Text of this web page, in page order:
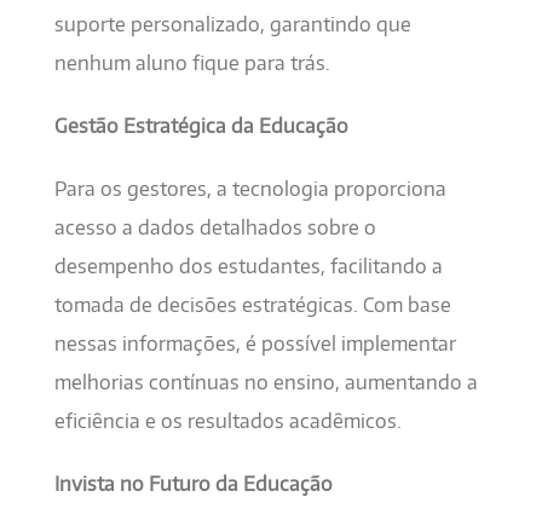
suporte personalizado, garantindo que
nenhum aluno fique para trás.
Gestão Estratégica da Educação
Para os gestores, a tecnologia proporciona
acesso a dados detalhados sobre o
desempenho dos estudantes, facilitando a
tomada de decisões estratégicas. Com base
nessas informações, é possível implementar
melhorias contínuas no ensino, aumentando a
eficiência e os resultados acadêmicos.
Invista no Futuro da Educação